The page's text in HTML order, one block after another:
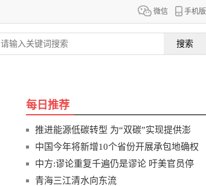
微信 手机版
搜索
每日推荐
推进能源低碳转型 为“双碳”实现提供澎
中国今年将新增10个省份开展承包地确权
整
中方:谬论重复千遍仍是谬论 吁美官员停
青海三江清水向东流